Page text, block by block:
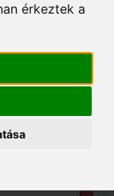
érkeztek a
könyvvel